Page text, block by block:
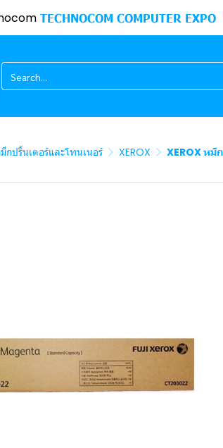
TECHNOCOM COMPUTER EXPO
กปริ้นเตอร์และโทนเนอร์ XEROX XEROX ห